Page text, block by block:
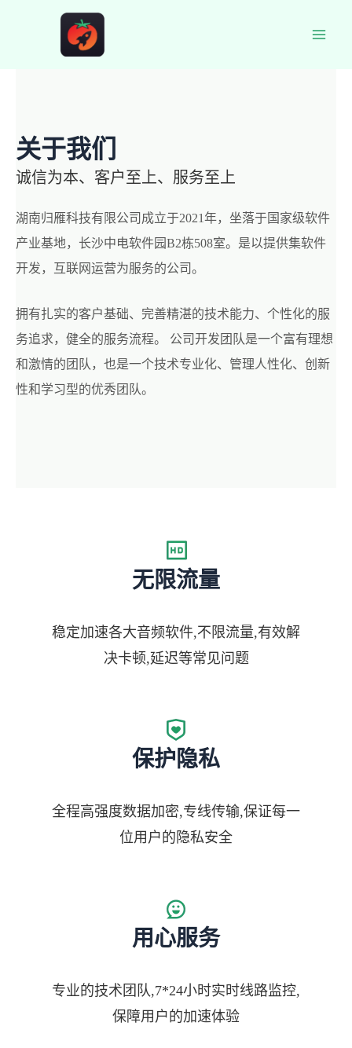
关于我们
诚信为本、客户至上、服务至上
湖南归雁科技有限公司成立于2021年，坐落于国家级软件
产业基地，长沙中电软件园B2栋508室。是以提供集软件
开发，互联网运营为服务的公司。
拥有扎实的客户基础、完善精湛的技术能力、个性化的服
务追求，健全的服务流程。 公司开发团队是一个富有理想
和激情的团队，也是一个技术专业化、管理人性化、创新
性和学习型的优秀团队。
无限流量
稳定加速各大音频软件,不限流量,有效解
决卡顿,延迟等常见问题
保护隐私
全程高强度数据加密,专线传输,保证每一
位用户的隐私安全
用心服务
专业的技术团队,7*24小时实时线路监控,
保障用户的加速体验